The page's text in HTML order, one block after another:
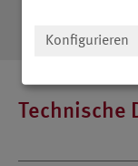
Technische
Konfigurieren